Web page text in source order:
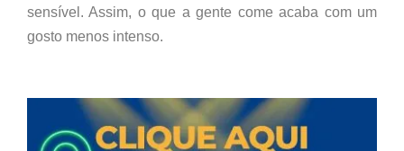
sensível. Assim, o que a gente come acaba com um
gosto menos intenso.